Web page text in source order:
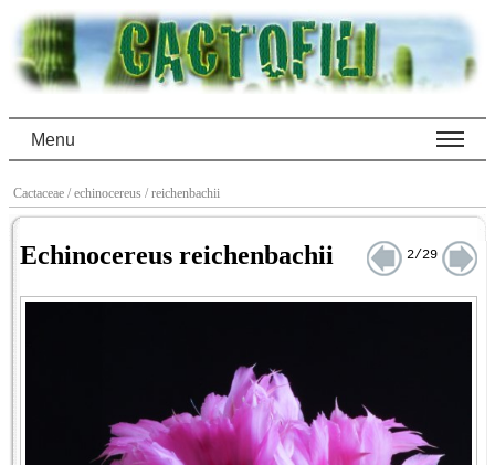
Menu
Cactaceae / echinocereus / reichenbachii
Echinocereus reichenbachii 2/29